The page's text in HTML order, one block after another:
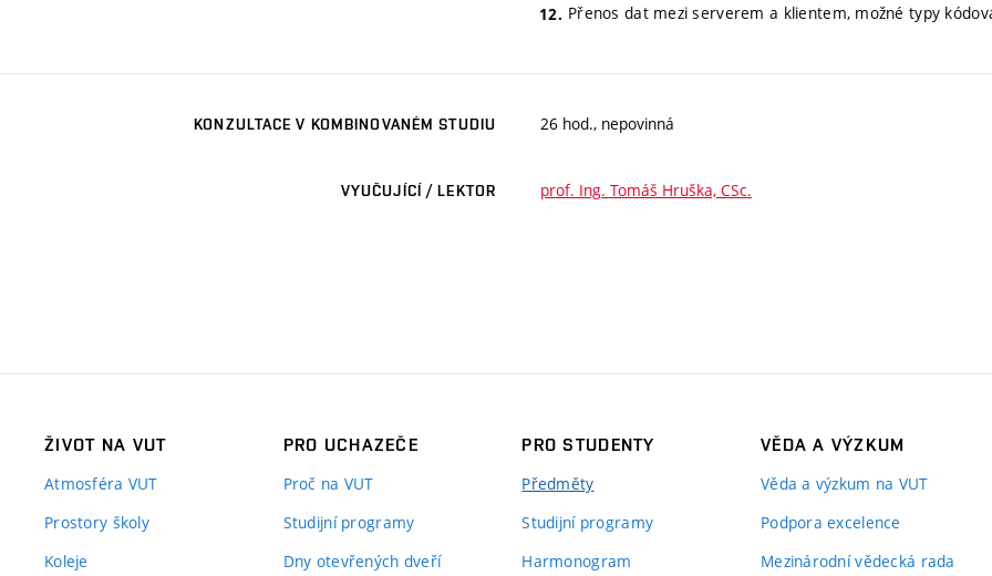
Přenos dat mezi serverem a klientem, možné typy
KONZULTACE V KOMBINOVANÉM STUDIU 26 hod., nepovinná
VYUČUJÍCÍ / LEKTOR prof. Ing. Tomáš Hruška, CSc.
ŽIVOT NA VUT
Atmosféra VUT
Prostory školy
Koleje
PRO UCHAZEČE
Proč na VUT
Studijní programy
Dny otevřených dveří
PRO STUDENTY
Předměty
Studijní programy
Harmonogram
VĚDA A VÝZKUM
Věda a výzkum na VUT
Podpora excelence
Mezinárodní vědecká rada